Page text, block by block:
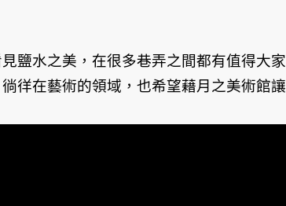
鹽水之美，在很多巷弄之間都有值得大家
徉在藝術的領域，也希望藉月之美術館讓